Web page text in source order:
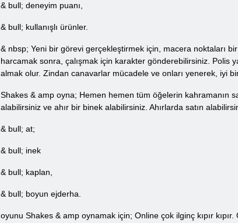
& bull; deneyim puanı,
& bull; kullanışlı ürünler.
& nbsp; Yeni bir görevi gerçekleştirmek için, macera noktaları
harcamak sonra, çalışmak için karakter gönderebilirsiniz. Polis
almak olur. Zindan canavarlar mücadele ve onları yenerek, iyi
Shakes & amp oyna; Hemen hemen tüm öğelerin kahramanın
alabilirsiniz ve ahır bir binek alabilirsiniz. Ahırlarda satın
& bull; at;
& bull; inek
& bull; kaplan,
& bull; boyun ejderha.
oyunu Shakes & amp oynamak için; Online çok ilginç kıpır